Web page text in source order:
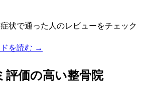
状で通った人のレビューをチェック
を読む →
評価の高い整骨院